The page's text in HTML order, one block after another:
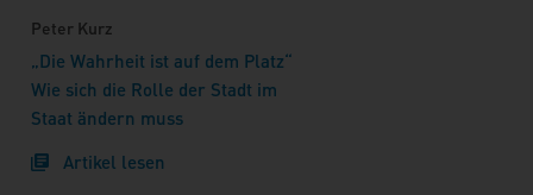
Peter Kurz
„Die Wahrheit ist auf dem Platz“
Wie sich die Rolle der Stadt im
Staat ändern muss
Artikel lesen